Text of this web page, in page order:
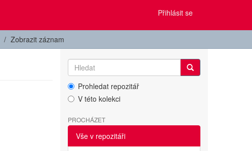
Přihlásit se
Zobrazit záznam
Prohledat repozitář
V této kolekci
PROCHÁZET
Vše v repozitáři